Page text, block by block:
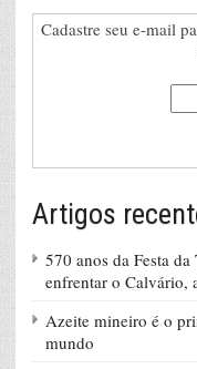
Cadastre seu e-mail
Artigos
570 anos da Festa
enfrentar o Calvário,
Azeite mineiro é o
mundo